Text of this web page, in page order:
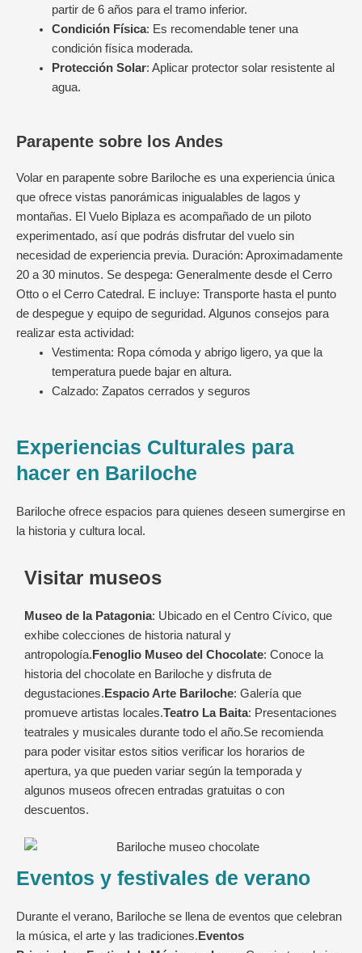
partir de 6 años para el tramo inferior.
Condición Física: Es recomendable tener una
condición física moderada.
Protección Solar: Aplicar protector solar resistente al
agua.
Parapente sobre los Andes
Volar en parapente sobre Bariloche es una experiencia única
que ofrece vistas panorámicas inigualables de lagos y
montañas. El Vuelo Biplaza es acompañado de un piloto
experimentado, así que podrás disfrutar del vuelo sin
necesidad de experiencia previa. Duración: Aproximadamente
20 a 30 minutos. Se despega: Generalmente desde el Cerro
Otto o el Cerro Catedral. E incluye: Transporte hasta el punto
de despegue y equipo de seguridad. Algunos consejos para
realizar esta actividad:
Vestimenta: Ropa cómoda y abrigo ligero, ya que la
temperatura puede bajar en altura.
Calzado: Zapatos cerrados y seguros
Experiencias Culturales para
hacer en Bariloche
Bariloche ofrece espacios para quienes deseen sumergirse en
la historia y cultura local.
Visitar museos
Museo de la Patagonia: Ubicado en el Centro Cívico, que
exhibe colecciones de historia natural y
antropología. Fenoglio Museo del Chocolate: Conoce la
historia del chocolate en Bariloche y disfruta de
degustaciones. Espacio Arte Bariloche: Galería que
promueve artistas locales.Teatro La Baita: Presentaciones
teatrales y musicales durante todo el año.Se recomienda
para poder visitar estos sitios verificar los horarios de
apertura, ya que pueden variar según la temporada y
algunos museos ofrecen entradas gratuitas o con
descuentos.
Eventos y festivales de verano
Durante el verano, Bariloche se llena de eventos que celebran
la música, el arte y las tradiciones.Eventos